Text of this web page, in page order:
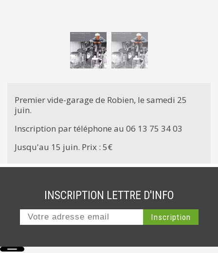
Premier vide-garage de Robien, le samedi 25
juin.
Inscription par téléphone au 06 13 75 34 03
Jusqu'au 15 juin. Prix : 5€
INSCRIPTION LETTRE D'INFO